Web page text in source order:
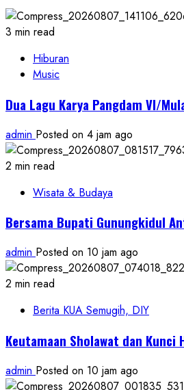
3 min read
Hiburan
Music
Dua Lagu Karya Pangdam VI/
admin Posted on 4 jam ago
2 min read
Wisata & Budaya
Bersama Bupati Gunungkidul
admin Posted on 10 jam ago
2 min read
Berita KUA Semugih, DIY
Keutamaan Sholawat dan
admin Posted on 10 jam ago